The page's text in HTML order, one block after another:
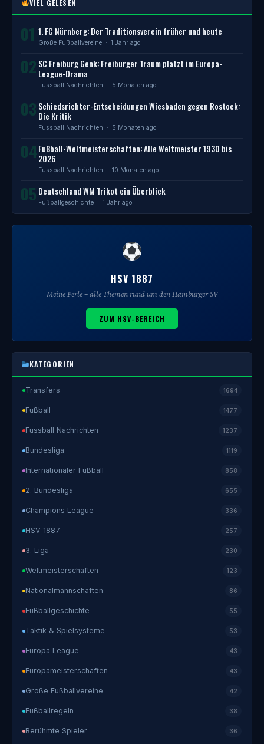
VIEL GELESEN
01 1. FC Nürnberg: Der Traditionsverein früher und heute
Große Fußballvereine · 1 Jahr ago
02 SC Freiburg Genk: Freiburger Traum platzt im Europa-
League-Drama
Fussball Nachrichten · 5 Monaten ago
03 Schiedsrichter-Entscheidungen Wiesbaden gegen Rostock:
Die Kritik
Fussball Nachrichten · 5 Monaten ago
04 Fußball-Weltmeisterschaften: Alle Weltmeister 1930 bis
2026
Fussball Nachrichten · 10 Monaten ago
05 Deutschland WM Trikot ein Überblick
Fußballgeschichte · 1 Jahr ago
HSV 1887
Meine Perle – alle Themen rund um den Hamburger SV
ZUM HSV-BEREICH
KATEGORIEN
Transfers 1694
Fußball 1477
Fussball Nachrichten 1237
Bundesliga 1119
Internationaler Fußball 858
2. Bundesliga 655
Champions League 336
HSV 1887 257
3. Liga 230
Weltmeisterschaften 123
Nationalmannschaften 86
Fußballgeschichte 55
Taktik & Spielsysteme 53
Europa League 43
Europameisterschaften 43
Große Fußballvereine 42
Fußballregeln 38
Berühmte Spieler 36